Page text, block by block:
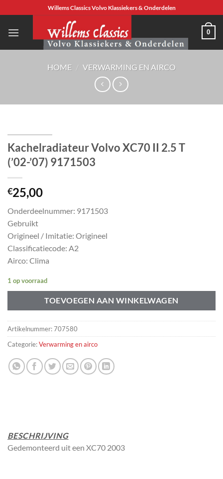
naar
inhoud
Willems Classics Volvo Klassiekers & Onderdelen
0
HOME / VERWARMING EN AIRCO
Kachelradiateur Volvo XC70 II 2.5 T
(’02-’07) 9171503
€25,00
Onderdeelnummer: 9171503
Gebruikt
Origineel / Imitatie: Origineel
Classificatiecode: A2
Airco: Clima
1 op voorraad
TOEVOEGEN AAN WINKELWAGEN
Artikelnummer:707580
Categorie:Verwarming en airco
BESCHRIJVING
Gedemonteerd uit een XC70 2003